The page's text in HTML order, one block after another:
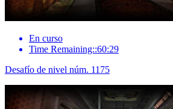
En curso
Time Remaining::60:29
Desafío de nivel núm. 1175